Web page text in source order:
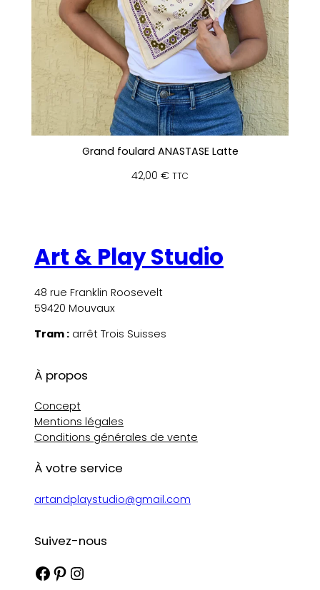
Grand foulard ANASTASE Latte
42,00 € TTC
Art & Play Studio
48 rue Franklin Roosevelt
59420 Mouvaux
Tram : arrêt Trois Suisses
À propos
Concept
Mentions légales
Conditions générales de vente
À votre service
artandplaystudio@gmail.com
Suivez-nous
Facebook Pinterest Instagram